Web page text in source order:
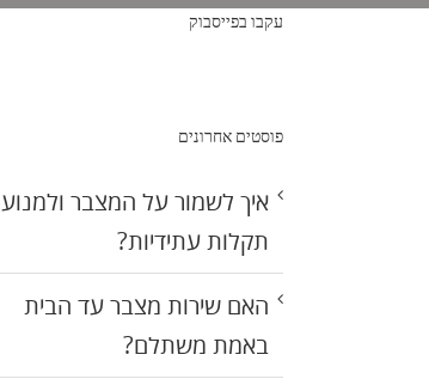
עקבו בפייסבוק
פוסטים אחרונים
איך לשמור על המצבר ולמנוע
תקלות עתידיות?
האם שירות מצבר עד הבית
באמת משתלם?